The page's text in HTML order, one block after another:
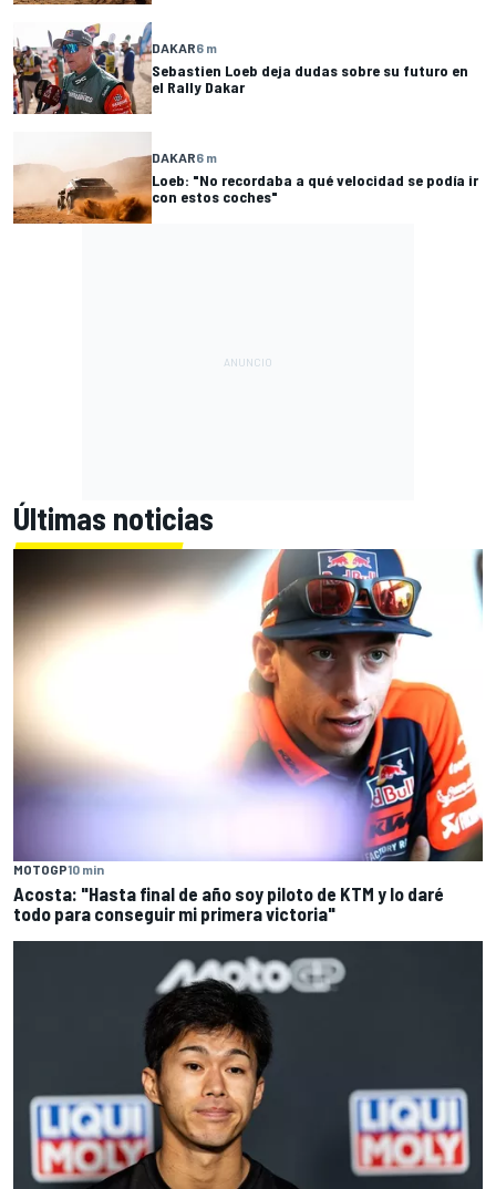
DAKAR6 m
Sebastien Loeb deja dudas sobre su futuro en
el Rally Dakar
DAKAR6 m
Loeb: "No recordaba a qué velocidad se podía ir
con estos coches"
Últimas noticias
MOTOGP10 min
Acosta: "Hasta final de año soy piloto de KTM y lo daré
todo para conseguir mi primera victoria"